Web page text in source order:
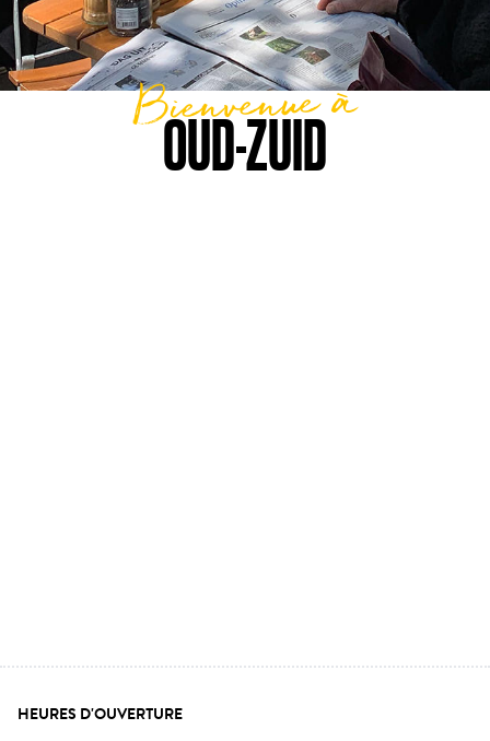
OUD-ZUID
Bienvenue à
HEURES D'OUVERTURE